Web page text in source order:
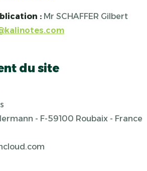
: Mr SCHAFFER Gilbert
du site
- F-59100 Roubaix - France